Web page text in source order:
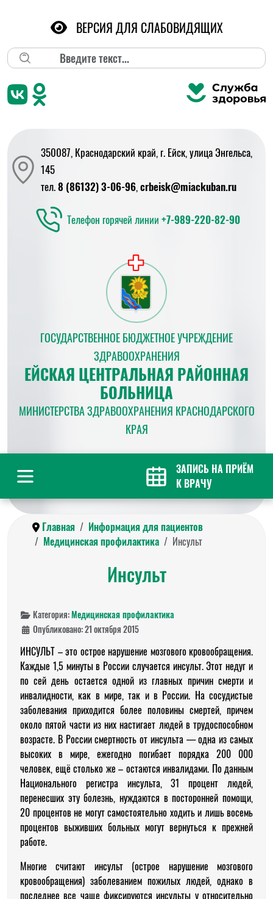
Поиск
ВЕРСИЯ ДЛЯ СЛАБОВИДЯЩИХ
350087, Краснодарский край, г. Ейск, улица Энгельса,
145
тел.8 (86132) 3-06-96,crbeisk@miackuban.ru
Телефон горячей линии +7-989-220-82-90
ГОСУДАРСТВЕННОЕ БЮДЖЕТНОЕ УЧРЕЖДЕНИЕ
ЗДРАВООХРАНЕНИЯ
ЕЙСКАЯ ЦЕНТРАЛЬНАЯ РАЙОННАЯ
БОЛЬНИЦА
МИНИСТЕРСТВА ЗДРАВООХРАНЕНИЯ КРАСНОДАРСКОГО
КРАЯ
ЗАПИСЬ НА ПРИЁМ
К ВРАЧУ
Главная
Информация для пациентов
Медицинская профилактика
Инсульт
Инсульт
Категория:Медицинская профилактика
Опубликовано: 21 октября 2015
ИНСУЛЬТ – это острое нарушение мозгового кровообращения.
Каждые 1,5 минуты в России случается инсульт. Этот недуг и
по сей день остается одной из главных причин смерти и
инвалидности, как в мире, так и в России. На сосудистые
заболевания приходится более половины смертей, причем
около пятой части из них настигает людей в трудоспособном
возрасте. В России смертность от инсульта — одна из самых
высоких в мире, ежегодно погибает порядка 200 000
человек, ещё столько же – остаются инвалидами. По данным
Национального регистра инсульта, 31 процент людей,
перенесших эту болезнь, нуждаются в посторонней помощи,
20 процентов не могут самостоятельно ходить и лишь восемь
процентов выживших больных могут вернуться к прежней
работе.
Многие считают инсульт (острое нарушение мозгового
кровообращения) заболеванием пожилых людей, однако в
последнее все чаще фиксируются инсульты у относительно